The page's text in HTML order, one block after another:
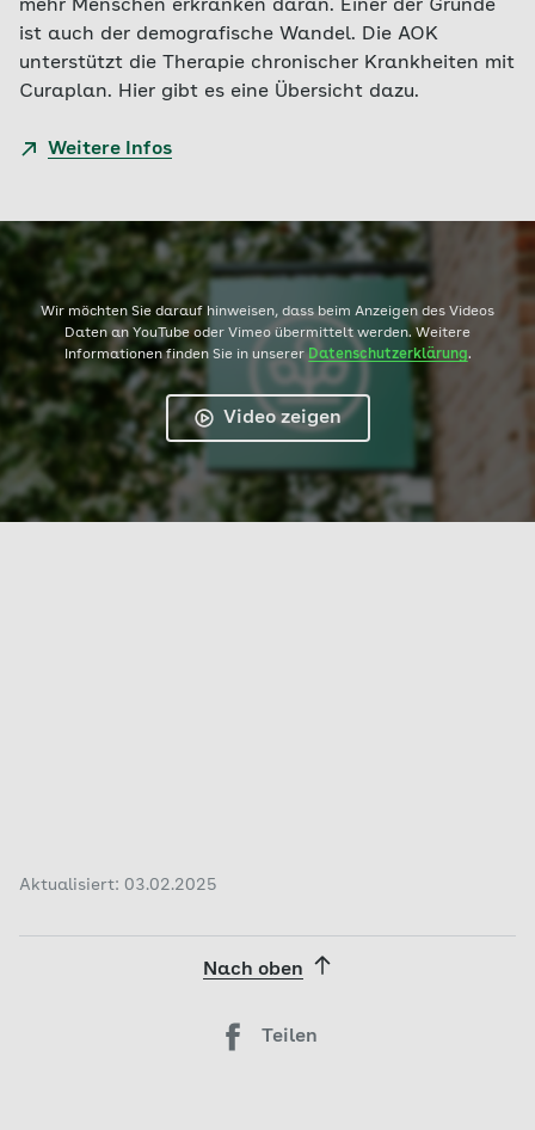
mehr Menschen erkranken daran. Einer der Gründe
ist auch der demografische Wandel. Die AOK
unterstützt die Therapie chronischer Krankheiten mit
Curaplan. Hier gibt es eine Übersicht dazu.
Weitere Infos
Wir möchten Sie darauf hinweisen, dass beim Anzeigen des Videos
Daten an YouTube oder Vimeo übermittelt werden. Weitere
Informationen finden Sie in unsererDatenschutzerklärung.
Video zeigen
Aktualisiert: 03.02.2025
Nach oben
Teilen